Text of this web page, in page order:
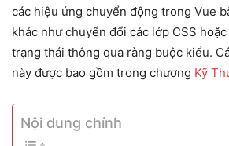
các hiệu ứng chuyển động trong Vue
khác như chuyển đổi các lớp CSS
trạng thái thông qua ràng buộc kiểu.
này được bao gồm trong chương Kỹ
Nội dung chính